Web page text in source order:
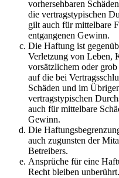
vorhersehbaren
die vertragstypischen
gilt auch für mittelbare
entgangenen Gewinn.
Die Haftung ist
Verletzung von Leben,
vorsätzlichem oder
auf die bei
Schäden und im
vertragstypischen
auch für mittelbare
Gewinn.
Die
auch zugunsten der
Betreibers.
Ansprüche für eine
Recht bleiben unberührt.